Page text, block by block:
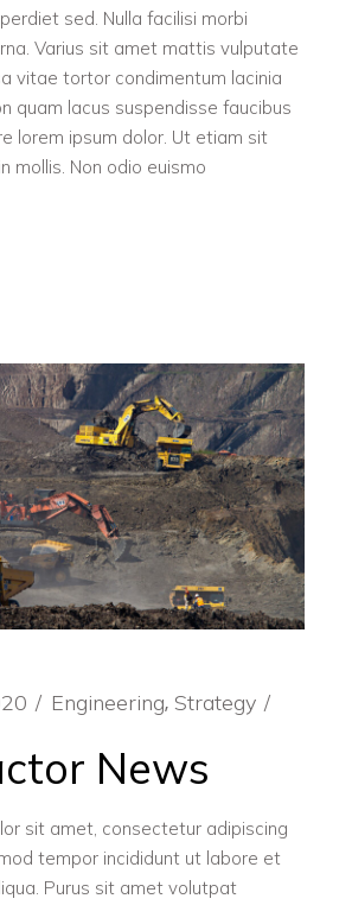
sed. Nulla facilisi morbi
Varius sit amet mattis vulputate
vitae tortor condimentum lacinia
quam lacus suspendisse faucibus
lorem ipsum dolor. Ut etiam sit
mollis. Non odio euismo
Engineering Strategy
News
sit amet, consectetur adipiscing
tempor incididunt ut labore et
Purus sit amet volutpat